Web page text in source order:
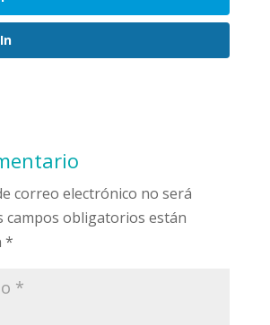
correo electrónico no será
campos obligatorios están
*